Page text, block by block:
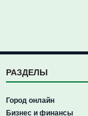
РАЗДЕЛЫ
Город онлайн
Бизнес и финансы